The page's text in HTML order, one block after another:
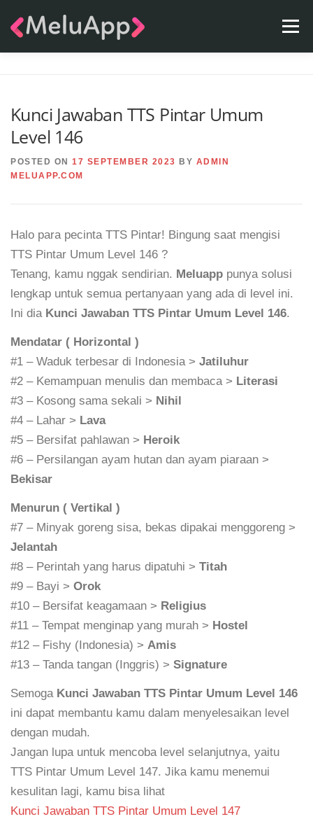
Menu
Kunci Jawaban TTS Pintar Umum
Level 146
POSTED ON 17 SEPTEMBER 2023 BY ADMIN
MELUAPP.COM
Halo para pecinta TTS Pintar! Bingung saat mengisi
TTS Pintar Umum Level 146 ?
Tenang, kamu nggak sendirian. Meluapp punya solusi
lengkap untuk semua pertanyaan yang ada di level ini.
Ini dia Kunci Jawaban TTS Pintar Umum Level 146.
Mendatar ( Horizontal )
#1 – Waduk terbesar di Indonesia > Jatiluhur
#2 – Kemampuan menulis dan membaca > Literasi
#3 – Kosong sama sekali > Nihil
#4 – Lahar > Lava
#5 – Bersifat pahlawan > Heroik
#6 – Persilangan ayam hutan dan ayam piaraan >
Bekisar
Menurun ( Vertikal )
#7 – Minyak goreng sisa, bekas dipakai menggoreng >
Jelantah
#8 – Perintah yang harus dipatuhi > Titah
#9 – Bayi > Orok
#10 – Bersifat keagamaan > Religius
#11 – Tempat menginap yang murah > Hostel
#12 – Fishy (Indonesia) > Amis
#13 – Tanda tangan (Inggris) > Signature
Semoga Kunci Jawaban TTS Pintar Umum Level 146
ini dapat membantu kamu dalam menyelesaikan level
dengan mudah.
Jangan lupa untuk mencoba level selanjutnya, yaitu
TTS Pintar Umum Level 147. Jika kamu menemui
kesulitan lagi, kamu bisa lihat
Kunci Jawaban TTS Pintar Umum Level 147